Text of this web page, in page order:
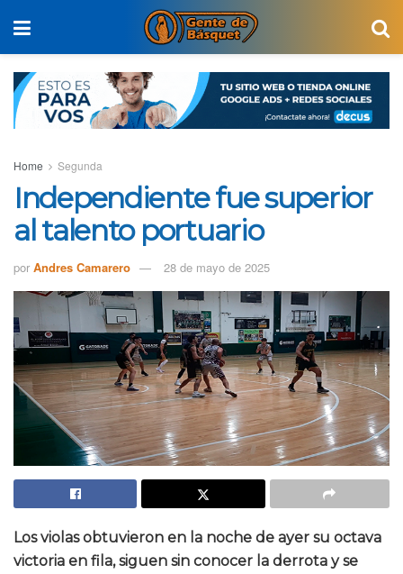
Home Segunda
Independiente fue superior
al talento portuario
por Andres Camarero 28 de mayo de 2025
Los violas obtuvieron en la noche de ayer su octava
victoria en fila, siguen sin conocer la derrota y se